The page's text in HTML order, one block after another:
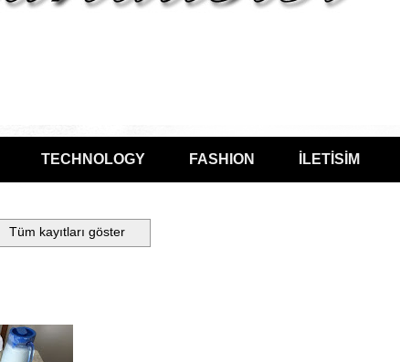
TECHNOLOGY FASHION İLETİSİM
Tüm kayıtları göster